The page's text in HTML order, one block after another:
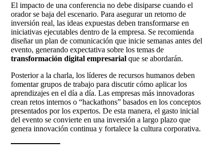
El impacto de una conferencia no debe disiparse cuando el
orador se baja del escenario. Para asegurar un retorno de
inversión real, las ideas expuestas deben transformarse en
iniciativas ejecutables dentro de la empresa. Se recomienda
diseñar un plan de comunicación que inicie semanas antes del
evento, generando expectativa sobre los temas de
transformación digital empresarial que se abordarán.
Posterior a la charla, los líderes de recursos humanos deben
fomentar grupos de trabajo para discutir cómo aplicar los
aprendizajes en el día a día. Las empresas más innovadoras
crean retos internos o “hackathons” basados en los conceptos
presentados por los expertos. De esta manera, el gasto inicial
del evento se convierte en una inversión a largo plazo que
genera innovación continua y fortalece la cultura corporativa.